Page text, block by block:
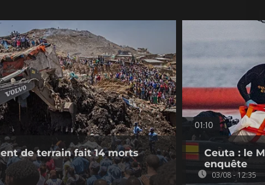
de terrain fait 14 morts
01:10
Ceuta : le
enquête
03/08 - 12:35